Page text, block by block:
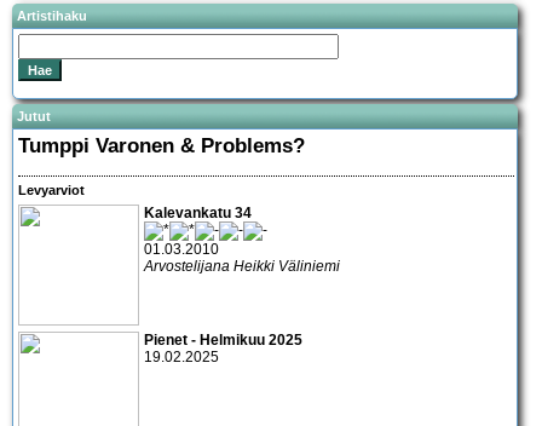
Artistihaku
Jutut
Tumppi Varonen & Problems?
Levyarviot
Kalevankatu 34
01.03.2010
Arvostelijana Heikki Väliniemi
Pienet - Helmikuu 2025
19.02.2025